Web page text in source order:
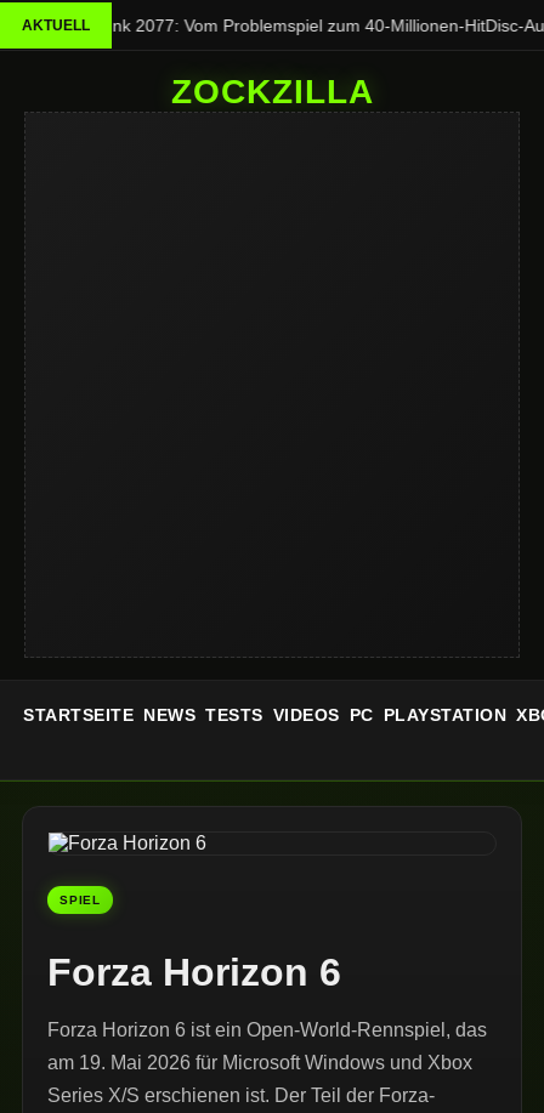
AKTUELL
Cyberpunk 2077: Vom Problemspiel zum 40-Millionen-HitDisc-
ZOCKZILLA
STARTSEITE NEWS TESTS VIDEOS PC PLAYSTATION
SPIEL
Forza Horizon 6
Forza Horizon 6 ist ein Open-World-Rennspiel, das
am 19. Mai 2026 für Microsoft Windows und Xbox
Series X/S erschienen ist. Der Teil der Forza-